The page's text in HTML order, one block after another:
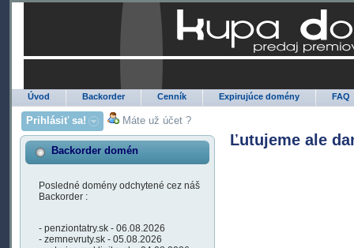
Úvod Backorder Cenník Expirujúce domény FAQ
Prihlásiť sa! Máte už účet ?
Backorder domén
Posledné domény odchytené cez náš
Backorder :
- penziontatry.sk - 06.08.2026
- zemnevruty.sk - 05.08.2026
Ľutujeme ale